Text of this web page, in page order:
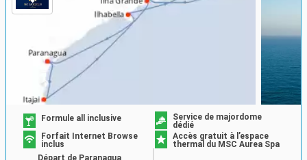
Formule all inclusive
Service de majordome
dédié
Forfait Internet Browse
inclus
Accès gratuit à l’espace
thermal du MSC Aurea Spa
Départ de Paranagua